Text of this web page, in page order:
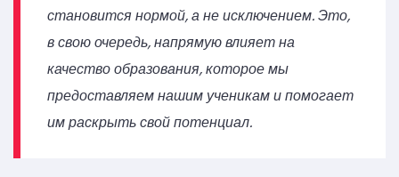
становится нормой, а не исключением. Это,
в свою очередь, напрямую влияет на
качество образования, которое мы
предоставляем нашим ученикам и помогает
им раскрыть свой потенциал.